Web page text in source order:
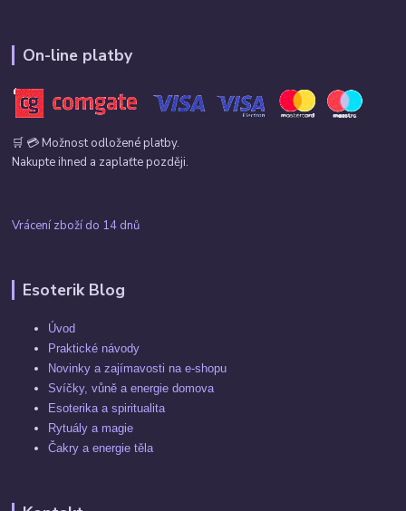
On-line platby
🛒 💳 Možnost odložené platby.
Nakupte ihned a zaplaťte později.
Vrácení zboží do 14 dnů
Esoterik Blog
Úvod
Praktické návody
Novinky a zajímavosti na e-shopu
Svíčky, vůně a energie domova
Esoterika a spiritualita
Rytuály a magie
Čakry a energie těla